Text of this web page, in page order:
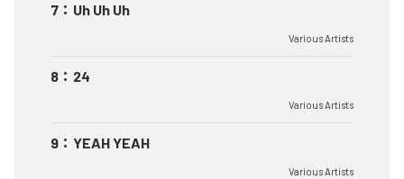
7 ： Uh Uh Uh
Various Artists
8 ： 24
Various Artists
9 ： YEAH YEAH
Various Artists